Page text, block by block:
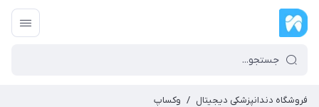
فروشگاه دندانپزشکی دیجیتال / وکساپ